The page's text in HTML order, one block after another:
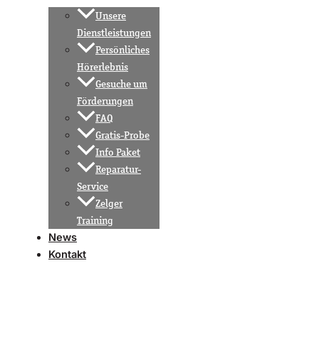
Unsere
Dienstleistungen
Persönliches
Hörerlebnis
Gesuche um
Förderungen
FAQ
Gratis-Probe
Info Paket
Reparatur-
Service
Zelger
Training
News
Kontakt